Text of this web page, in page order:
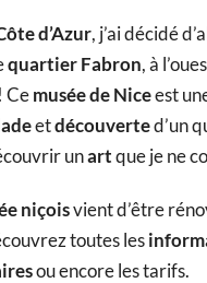
d’Azur, j’ai décidé
quartier Fabron, à
Cemusée de Niceest
etdécouverted’un
unartque je ne
niçoisvient d’être
toutes les
ou encore les tarifs.